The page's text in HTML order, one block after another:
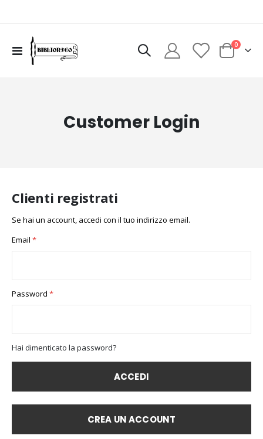
Toggle
Nav
Cart
0elementi
Customer Login
Clienti registrati
Se hai un account, accedi con il tuo indirizzo email.
Email
Password
Hai dimenticato la password?
ACCEDI
CREA UN ACCOUNT